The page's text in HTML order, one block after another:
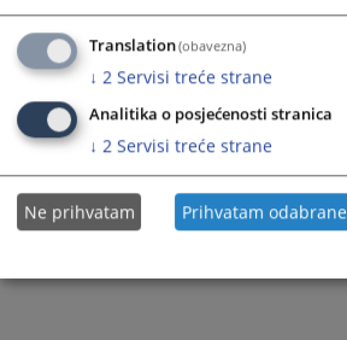
Translation(obavezna)
↓ 2 Servisi treće strane
Analitika o posjećenosti stranica
↓ 2 Servisi treće strane
Ne prihvatam Prihvatam odabrane